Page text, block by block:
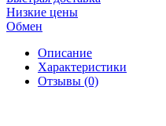
Низкие цены
Обмен
Описание
Характеристики
Отзывы (0)